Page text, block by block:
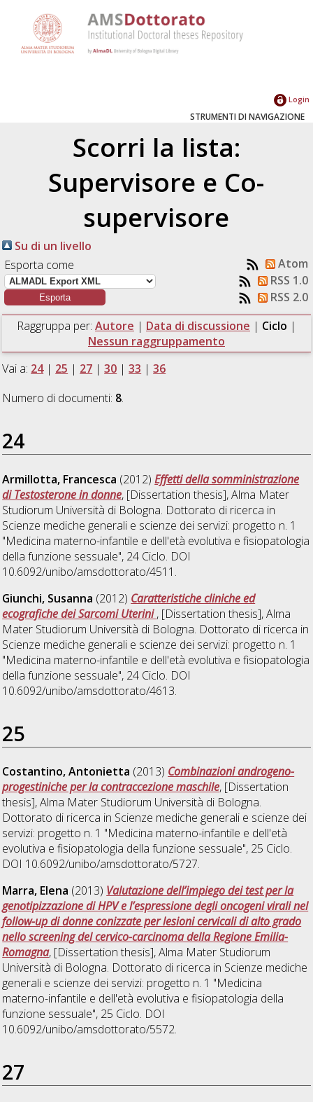
Login
STRUMENTI DI NAVIGAZIONE
Scorri la lista:
Supervisore e Co-
supervisore
Su di un livello
Esporta come
Atom
RSS 1.0
RSS 2.0
Raggruppa per: Autore | Data di discussione | Ciclo |
Nessun raggruppamento
Vai a: 24| 25 | 27 |30 |33 |36
Numero di documenti: 8.
24
Armillotta, Francesca (2012)Effetti della somministrazione
di Testosterone in donne, [Dissertation thesis], Alma Mater
Studiorum Università di Bologna. Dottorato di ricerca in
Scienze mediche generali e scienze dei servizi: progetto n. 1
"Medicina materno-infantile e dell'età evolutiva e fisiopatologia
della funzione sessuale", 24 Ciclo. DOI
10.6092/unibo/amsdottorato/4511.
Giunchi, Susanna (2012) Caratteristiche cliniche ed
ecografiche dei Sarcomi Uterini, [Dissertation thesis], Alma
Mater Studiorum Università di Bologna. Dottorato di ricerca in
Scienze mediche generali e scienze dei servizi: progetto n. 1
"Medicina materno-infantile e dell'età evolutiva e fisiopatologia
della funzione sessuale", 24 Ciclo. DOI
10.6092/unibo/amsdottorato/4613.
25
Costantino, Antonietta (2013) Combinazioni androgeno-
progestiniche per la contraccezione maschile, [Dissertation
thesis], Alma Mater Studiorum Università di Bologna.
Dottorato di ricerca in Scienze mediche generali e scienze dei
servizi: progetto n. 1 "Medicina materno-infantile e dell'età
evolutiva e fisiopatologia della funzione sessuale", 25 Ciclo.
DOI 10.6092/unibo/amsdottorato/5727.
Marra, Elena (2013) Valutazione dell’impiego dei test per la
genotipizzazione di HPV e l’espressione degli oncogeni virali nel
follow-up di donne conizzate per lesioni cervicali di alto grado
nello screening del cervico-carcinoma della Regione Emilia-
Romagna, [Dissertation thesis], Alma Mater Studiorum
Università di Bologna. Dottorato di ricerca in Scienze mediche
generali e scienze dei servizi: progetto n. 1 "Medicina
materno-infantile e dell'età evolutiva e fisiopatologia della
funzione sessuale", 25 Ciclo. DOI
10.6092/unibo/amsdottorato/5572.
27